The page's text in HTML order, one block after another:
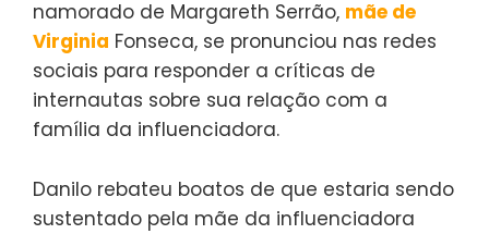
namorado de Margareth Serrão, mãe de
Virginia Fonseca, se pronunciou nas redes
sociais para responder a críticas de
internautas sobre sua relação com a
família da influenciadora.
Danilo rebateu boatos de que estaria sendo
sustentado pela mãe da influenciadora